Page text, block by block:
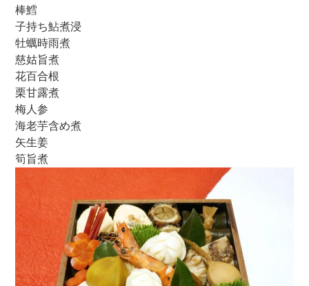
棒鱈
子持ち鮎煮浸
牡蠣時雨煮
慈姑旨煮
花百合根
栗甘露煮
梅人参
海老芋含め煮
矢生姜
筍旨煮